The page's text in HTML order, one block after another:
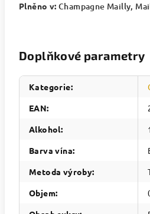
Plněno v: Champagne Mailly,
Doplňkové parametry
Kategorie:
EAN:
Alkohol:
Barva vína:
Metoda výroby:
Objem: